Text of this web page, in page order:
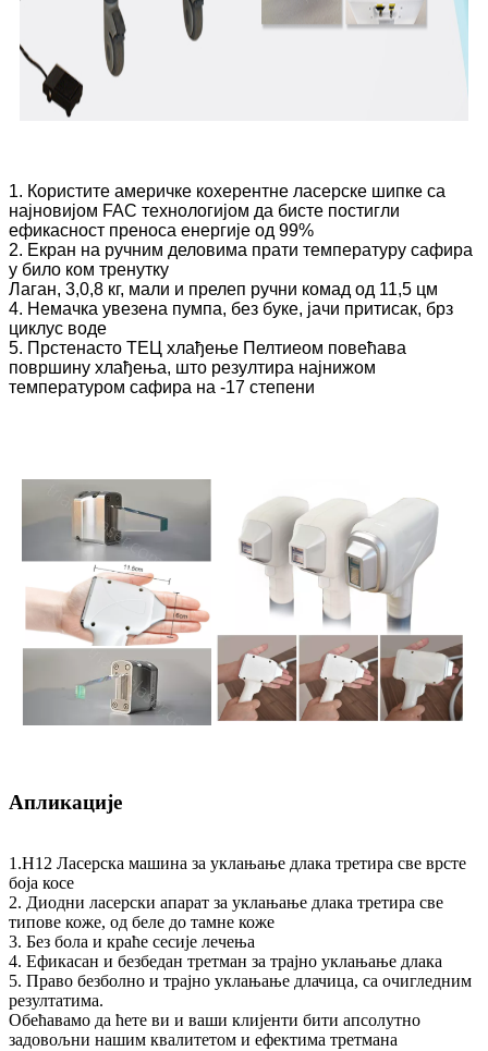
1. Користите америчке кохерентне ласерске шипке са
најновијом FAC технологијом да бисте постигли
ефикасност преноса енергије од 99%
2. Екран на ручним деловима прати температуру сафира
у било ком тренутку
Лаган, 3,0,8 кг, мали и прелеп ручни комад од 11,5 цм
4. Немачка увезена пумпа, без буке, јачи притисак, брз
циклус воде
5. Прстенасто ТЕЦ хлађење Пелтиеом повећава
површину хлађења, што резултира најнижом
температуром сафира на -17 степени
Апликације
1.H12 Ласерска машина за уклањање длака третира све врсте
боја косе
2. Диодни ласерски апарат за уклањање длака третира све
типове коже, од беле до тамне коже
3. Без бола и краће сесије лечења
4. Ефикасан и безбедан третман за трајно уклањање длака
5. Право безболно и трајно уклањање длачица, са очигледним
резултатима.
Обећавамо да ћете ви и ваши клијенти бити апсолутно
задовољни нашим квалитетом и ефектима третмана